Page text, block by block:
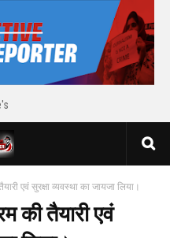
एवं सुरक्षा व्यवस्था का जायजा लिया।
की तैयारी एवं